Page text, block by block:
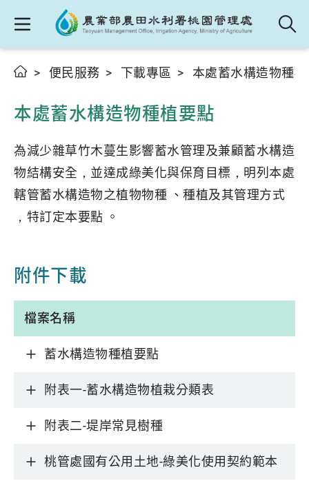
便民服務 下載專區 本處蓄水構造物種
本處蓄水構造物種植要點
為減少雜草竹木蔓生影響蓄水管理及兼顧蓄水構造
物結構安全，並達成綠美化與保育目標，明列本處
轄管蓄水構造物之植物物種 、種植及其管理方式
，特訂定本要點 。
附件下載
檔案名稱
蓄水構造物種植要點
附表一-蓄水構造物植栽分類表
附表二-堤岸常見樹種
桃管處國有公用土地-綠美化使用契約範本